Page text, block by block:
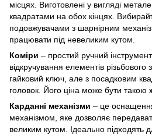
місцях. Виготовлені у вигляді
квадратами на обох кінцях.
подовжувачами з шарнірним
працювати під невеликим кутом.
Коміри – простий ручний
відкручування елементів
гайковий ключ, але з посадковим
головок. Його ціна може бути такою
Карданні механізми – це
механізмом, яке дозволяє
великим кутом. Ідеально